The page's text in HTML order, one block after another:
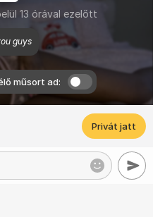
13 órával ezelőtt
guys
műsort ad:
Privát jatt